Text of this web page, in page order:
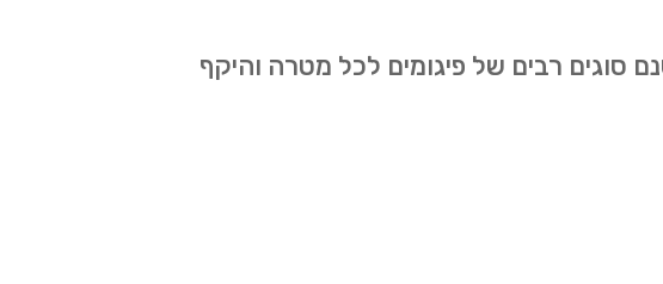
סוגים רבים של פיגומים לכל מטרה והיקף